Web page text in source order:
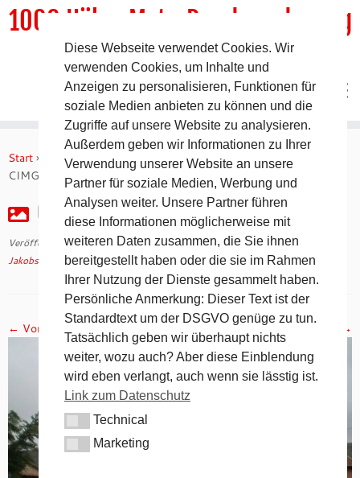
Inhalt
springen
1000 HöhenMeterRundwanderweg
DER Rundwanderweg um Pommelsbrunn
Start » Jakobsweg 2008 – 10. Tag auf dem Camino Francés
CIMG2406
CIMG2406
Veröffentlicht am30. April 2018mit den Abmessungen1024 × 768
Jakobsweg 2008 – 10. Tag auf dem Camino Francés.
← Vorheriges Nächstes →
Diese Webseite verwendet Cookies. Wir
verwenden Cookies, um Inhalte und
Anzeigen zu personalisieren, Funktionen für
soziale Medien anbieten zu können und die
Zugriffe auf unsere Website zu analysieren.
Außerdem geben wir Informationen zu Ihrer
Verwendung unserer Website an unsere
Partner für soziale Medien, Werbung und
Analysen weiter. Unsere Partner führen
diese Informationen möglicherweise mit
weiteren Daten zusammen, die Sie ihnen
bereitgestellt haben oder die sie im Rahmen
Ihrer Nutzung der Dienste gesammelt haben.
Persönliche Anmerkung: Dieser Text ist der
Standardtext um der DSGVO genüge zu tun.
Tatsächlich geben wir überhaupt nichts
weiter, wozu auch? Aber diese Einblendung
wird eben verlangt, auch wenn sie lässtig ist.
Link zum Datenschutz
TechnicalTechnical
MarketingMarketing